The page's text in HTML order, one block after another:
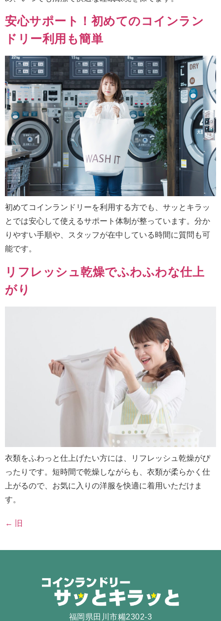
安心サポート！初めてのコインラン
ドリー利用も簡単
初めてコインランドリーを利用する方でも、サッとキラッ
とでは安心して使えるサポート体制が整っています。分か
りやすい手順や、スタッフが在中している時間に質問も可
能です。
リフレッシュ乾燥でふわふわな仕上
がり
衣類をふわっと仕上げたい方には、リフレッシュ乾燥がぴ
ったりです。短時間で乾燥しながらも、衣類が柔らかく仕
上がるので、お気に入りの洋服を快適に着用いただけま
す。
← 旧
福岡県田川市糒2302-3